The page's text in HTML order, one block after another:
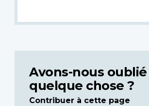
Avons-nous oublié
quelque chose ?
Contribuer à cette page